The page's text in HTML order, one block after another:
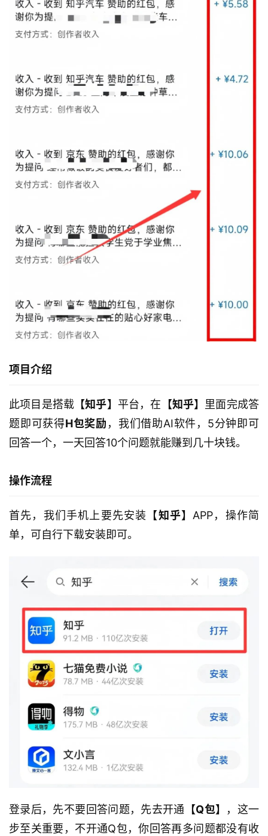
项目介绍
此项目是搭载 【知乎】 平台，在 【知乎】 里面完成答
题即可获得H包奖励 ，我们借助AI软件，5分钟即可
回答一个，一天回答10个问题就能赚到几十块钱。
操作流程
首先，我们手机上要先安装 【知乎】APP，操作简
单，可自行下载安装即可。
登录后，先不要回答问题，先去开通 【Q包】
，这一
步至关重要，不开通Q包，你回答再多问题都没有收